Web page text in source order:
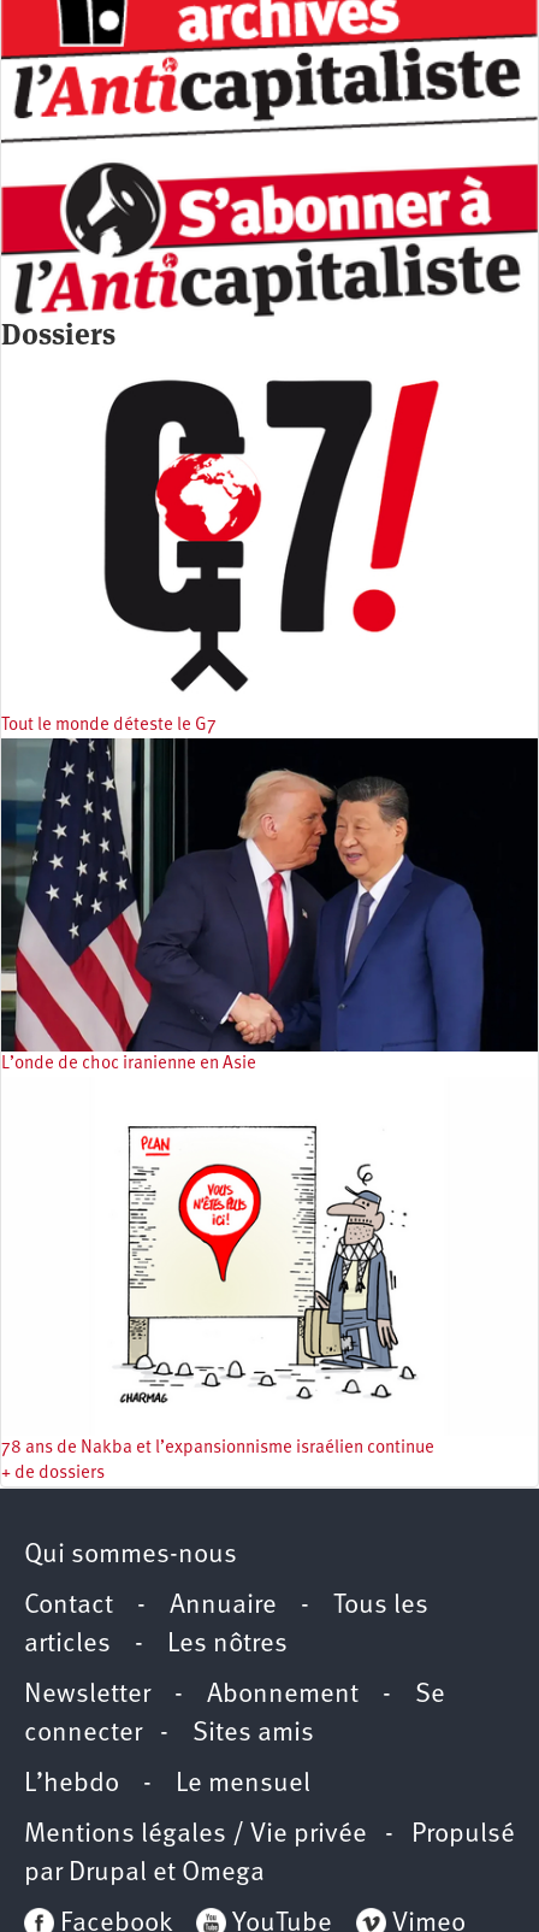
Dossiers
Tout le monde déteste le G7
L’onde de choc iranienne en Asie
78 ans de Nakba et l’expansionnisme israélien continue
+ de dossiers
Qui sommes-nous
Contact - Annuaire -
Tous les
articles - Les nôtres
Newsletter- Abonnement - Se
connecter- Sites amis
L’hebdo - Le mensuel
Mentions légales / Vie privée - Propulsé
par Drupal et Omega
Facebook
YouTube Vimeo